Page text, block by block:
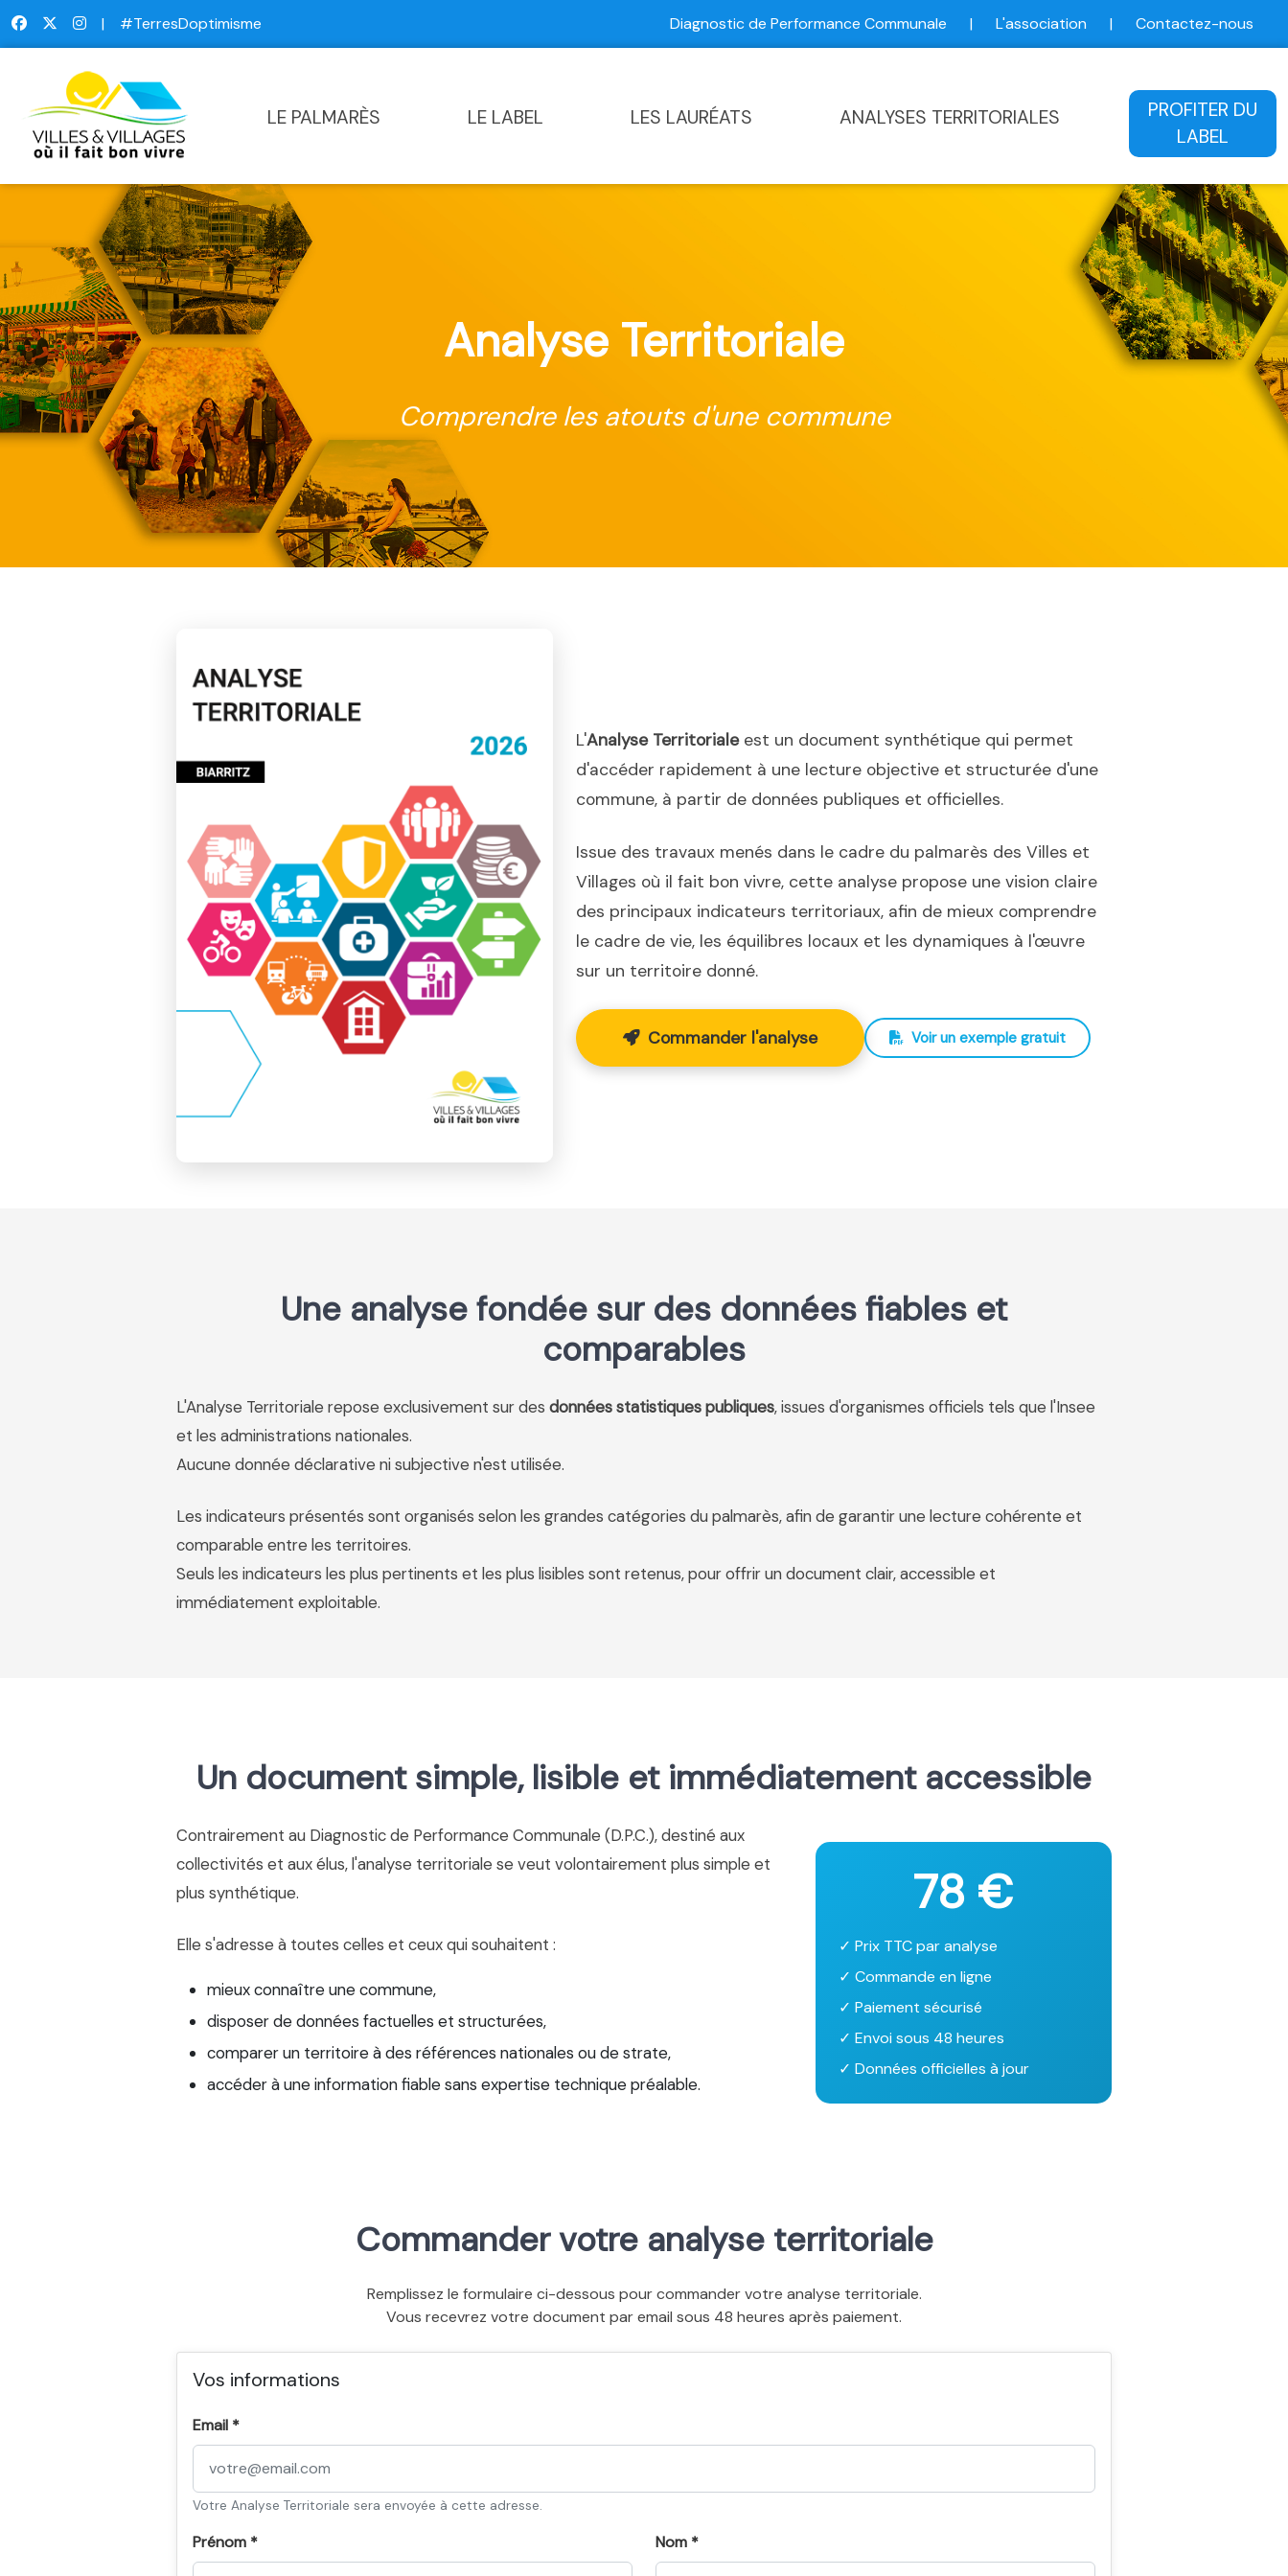
| #TerresDoptimisme Diagnostic de Performance Communale | L'association | Contactez-nous
LE PALMARÈS LE LABEL LES LAURÉATS ANALYSES TERRITORIALES
PROFITER DU
LABEL
Analyse Territoriale
Comprendre les atouts d'une commune
L'Analyse Territorialeest un document synthétique qui permet
d'accéder rapidement à une lecture objective et structurée d'une
commune, à partir de données publiques et officielles.
Issue des travaux menés dans le cadre du palmarès des Villes et
Villages où il fait bon vivre, cette analyse propose une vision claire
des principaux indicateurs territoriaux, afin de mieux comprendre
le cadre de vie, les équilibres locaux et les dynamiques à l'œuvre
sur un territoire donné.
Commander l'analyse Voir un exemple gratuit
Une analyse fondée sur des données fiables et
comparables
L'Analyse Territoriale repose exclusivement sur des données statistiques publiques, issues d'organismes officiels tels que l'Insee
et les administrations nationales.
Aucune donnée déclarative ni subjective n'est utilisée.
Les indicateurs présentés sont organisés selon les grandes catégories du palmarès, afin de garantir une lecture cohérente et
comparable entre les territoires.
Seuls les indicateurs les plus pertinents et les plus lisibles sont retenus, pour offrir un document clair, accessible et
immédiatement exploitable.
Un document simple, lisible et immédiatement accessible
Contrairement au Diagnostic de Performance Communale (D.P.C.), destiné aux
collectivités et aux élus, l'analyse territoriale se veut volontairement plus simple et
plus synthétique.
Elle s'adresse à toutes celles et ceux qui souhaitent :
mieux connaître une commune,
disposer de données factuelles et structurées,
comparer un territoire à des références nationales ou de strate,
accéder à une information fiable sans expertise technique préalable.
78 €
✓ Prix TTC par analyse
✓ Commande en ligne
✓ Paiement sécurisé
✓ Envoi sous 48 heures
✓ Données officielles à jour
Commander votre analyse territoriale
Remplissez le formulaire ci-dessous pour commander votre analyse territoriale.
Vous recevrez votre document par email sous 48 heures après paiement.
Vos informations
Email *
Votre Analyse Territoriale sera envoyée à cette adresse.
Prénom * Nom *